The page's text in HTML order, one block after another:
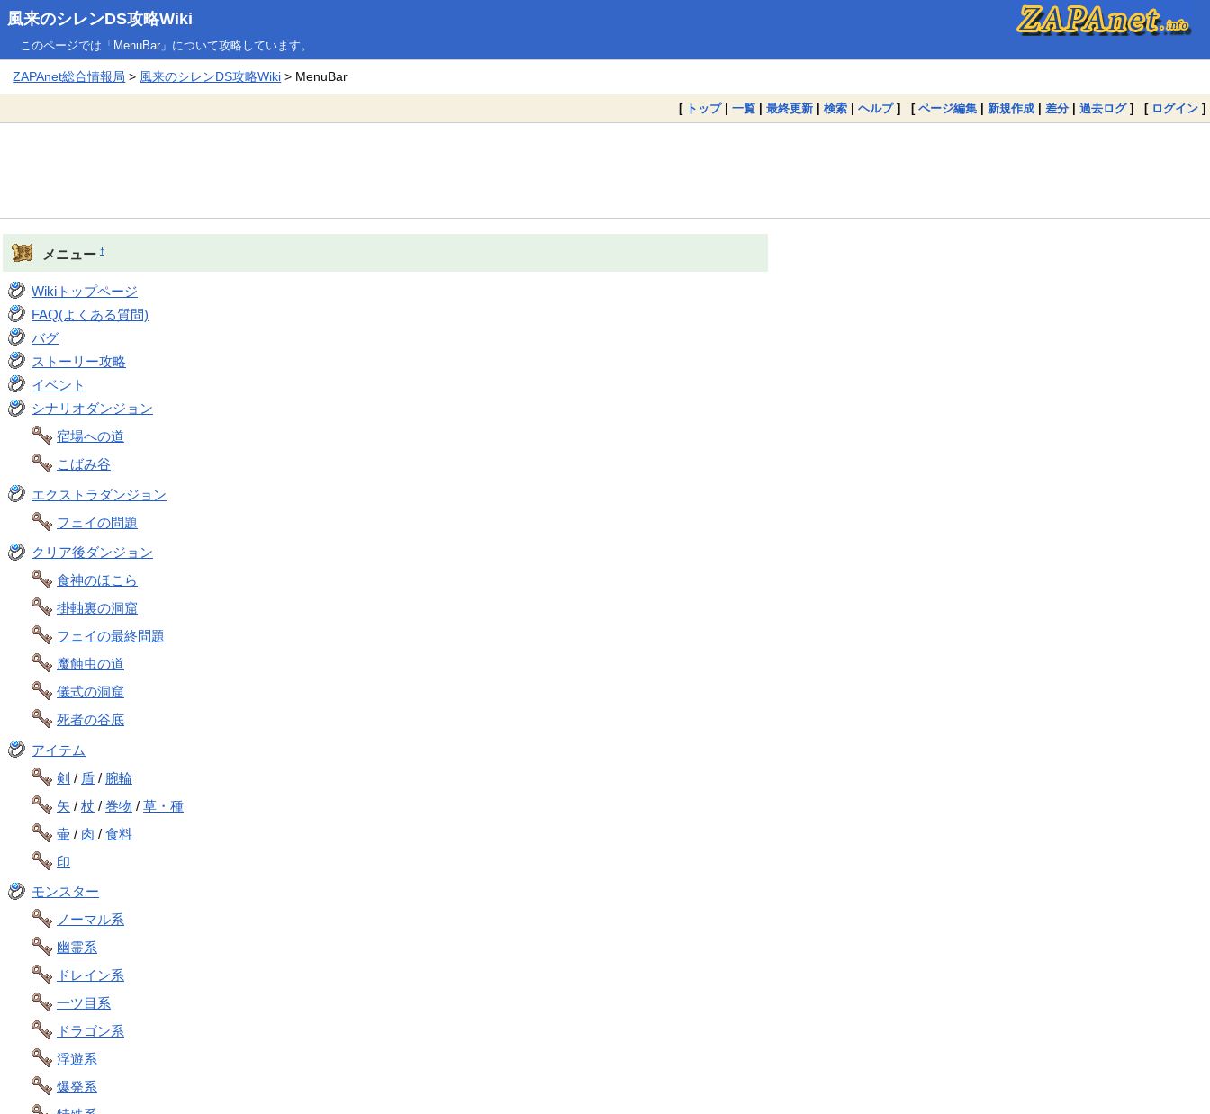
風来のシレンDS攻略Wiki
このページでは「MenuBar」について攻略しています。
ZAPAnet総合情報局 > 風来のシレンDS攻略Wiki > MenuBar
[ トップ| 一覧 | 最終更新 | 検索 | ヘルプ] [ ページ編集 | 新規作成 | 差分 | 過去ログ] [ ログイン ]
メニュー †
Wikiトップページ
FAQ(よくある質問)
バグ
ストーリー攻略
イベント
シナリオダンジョン
宿場への道
こばみ谷
エクストラダンジョン
フェイの問題
クリア後ダンジョン
食神のほこら
掛軸裏の洞窟
フェイの最終問題
魔蝕虫の道
儀式の洞窟
死者の谷底
アイテム
剣 / 盾 / 腕輪
矢 /杖 /巻物 /草・種
壷 / 肉 /食料
印
モンスター
ノーマル系
幽霊系
ドレイン系
一ツ目系
ドラゴン系
浮遊系
爆発系